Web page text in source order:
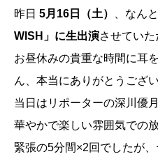
昨日 5月16日（土） 、なんと
WISH」に生出演させてい
お昼休みの貴重な時間に耳
ん、本当にありがとうござ
当日はリポーターの深川優
華やかで楽しい雰囲気での
緊張の5分間×2回でしたが